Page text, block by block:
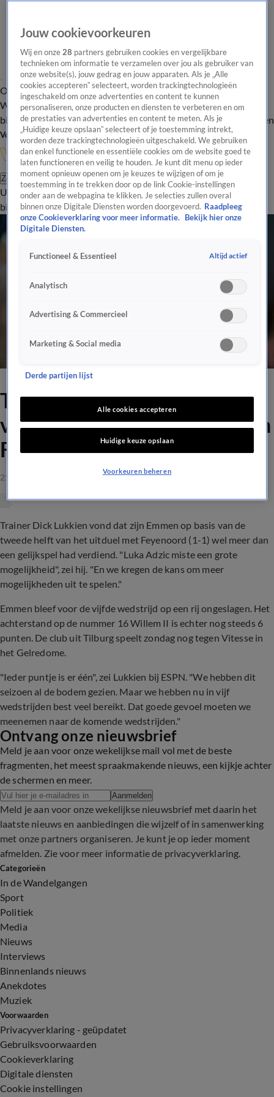
Overzicht Onze programma's Uitzendingen Onze gezichten
In de
WandelgangenInterviewsUitzending
bijwonenPodcastShopVeelgestelde vragenKijkersvraag insturen
Volg Vandaag Inside
Zoeken
UitzendingenVandaag InsideDe OranjezomerShopUitzending
bijwonen
Trainer Lukkien: 'Meer
verdiend dan gelijkspel tegen
Feyenoord'
21 mrt 2021, 00:11
Trainer Dick Lukkien vond dat zijn Emmen op basis van de
tweede helft van het uitduel met Feyenoord (1-1) wel meer dan
een gelijkspel had verdiend. "Luka Adzic miste een grote
mogelijkheid", zei hij. "En we kregen de kans om meer
mogelijkheden uit te spelen."
Emmen bleef voor de vijfde wedstrijd op een rij ongeslagen. Het
achterstand op de nummer 16 Willem II is echter nog steeds 6
punten. De club uit Tilburg speelt zondag nog tegen Vitesse in
het Gelredome.
"Ieder puntje is er één", zei Lukkien bij ESPN. "We hebben dit
seizoen al de bodem gezien. Maar we hebben nu in vijf
wedstrijden best veel bereikt. Dat goede gevoel moeten we
meenemen naar de komende wedstrijden."
Ontvang onze nieuwsbrief
Meld je aan voor onze wekelijkse mail vol met de beste
fragmenten, het meest spraakmakende nieuws, een kijkje achter
de schermen en meer.
Aanmelden
Meld je aan voor onze wekelijkse nieuwsbrief met daarin het
laatste nieuws en aanbiedingen die wijzelf of in samenwerking
met onze partners organiseren. Je kunt je op ieder moment
afmelden. Zie voor meer informatie de privacyverklaring.
Categorieën
In de Wandelgangen
Sport
Politiek
Media
Nieuws
Interviews
Binnenlands nieuws
Anekdotes
Muziek
Voorwaarden
Privacyverklaring - geüpdatet
Gebruiksvoorwaarden
Cookieverklaring
Digitale diensten
Cookie instellingen
Jouw cookievoorkeuren
Wij en onze28 partners gebruiken cookies en vergelijkbare
technieken om informatie te verzamelen over jou als gebruiker van
onze website(s), jouw gedrag en jouw apparaten. Als je „Alle
cookies accepteren” selecteert, worden trackingtechnologieën
ingeschakeld om onze advertenties en content te kunnen
personaliseren, onze producten en diensten te verbeteren en om
de prestaties van advertenties en content te meten. Als je
„Huidige keuze opslaan” selecteert of je toestemming intrekt,
worden deze trackingtechnologieën uitgeschakeld. We gebruiken
dan enkel functionele en essentiële cookies om de website goed te
laten functioneren en veilig te houden. Je kunt dit menu op ieder
moment opnieuw openen om je keuzes te wijzigen of om je
toestemming in te trekken door op de link Cookie-instellingen
onder aan de webpagina te klikken. Je selecties zullen overal
binnen onze Digitale Diensten worden doorgevoerd. Raadpleeg
onze Cookieverklaring voor meer informatie.
Bekijk hier onze
Digitale Diensten.
Functioneel & Essentieel Altijd actief
Analytisch
Advertising & Commercieel
Marketing & Social media
Derde partijen lijst
Alle cookies accepteren
Huidige keuze opslaan
Voorkeuren beheren